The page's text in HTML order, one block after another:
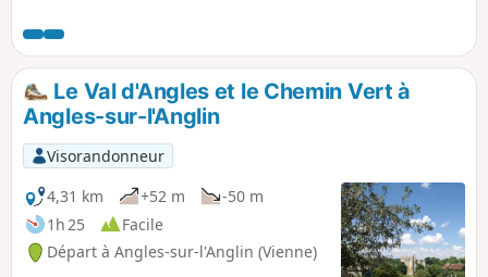
retrouvez dans un chemin boisé,
bucolique et vous finirez en passant de
le superbe château des Certeaux !
Le Val d'Angles et le Chemin Vert à
Angles-sur-l'Anglin
Visorandonneur
4,31 km
+52 m
-50 m
1h 25
Facile
Départ à Angles-sur-l'Anglin (Vienne)